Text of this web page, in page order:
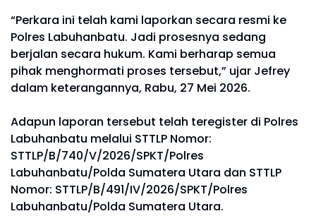
“Perkara ini telah kami laporkan secara resmi ke
Polres Labuhanbatu. Jadi prosesnya sedang
berjalan secara hukum. Kami berharap semua
pihak menghormati proses tersebut,” ujar Jefrey
dalam keterangannya, Rabu, 27 Mei 2026.
Adapun laporan tersebut telah teregister di Polres
Labuhanbatu melalui STTLP Nomor:
STTLP/B/740/V/2026/SPKT/Polres
Labuhanbatu/Polda Sumatera Utara dan STTLP
Nomor: STTLP/B/491/IV/2026/SPKT/Polres
Labuhanbatu/Polda Sumatera Utara.